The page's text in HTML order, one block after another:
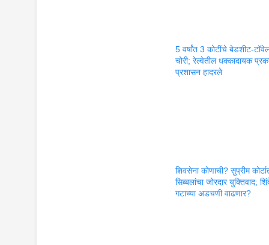
5 वर्षांत 3 कोटींचे बेडशीट-
चोरी; रेल्वेतील धक्कादायक
प्रशासन हादरले
शिवसेना कोणाची? सुप्रीम
सिब्बलांचा जोरदार युक्तिवाद;
गटाच्या अडचणी वाढणार?